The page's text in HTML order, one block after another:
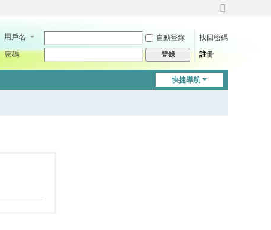
切
到
用戶名 自動登錄
找回密碼
密碼
登錄 註冊
快捷導航